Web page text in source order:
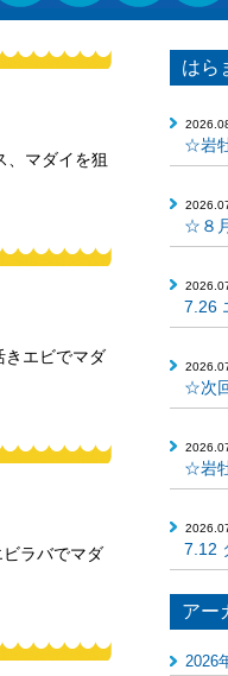
マダイを狙
エビでマダ
ラバでマダ
はら
☆岩
☆８
7.26
☆次
☆岩
7.12
アー
2026